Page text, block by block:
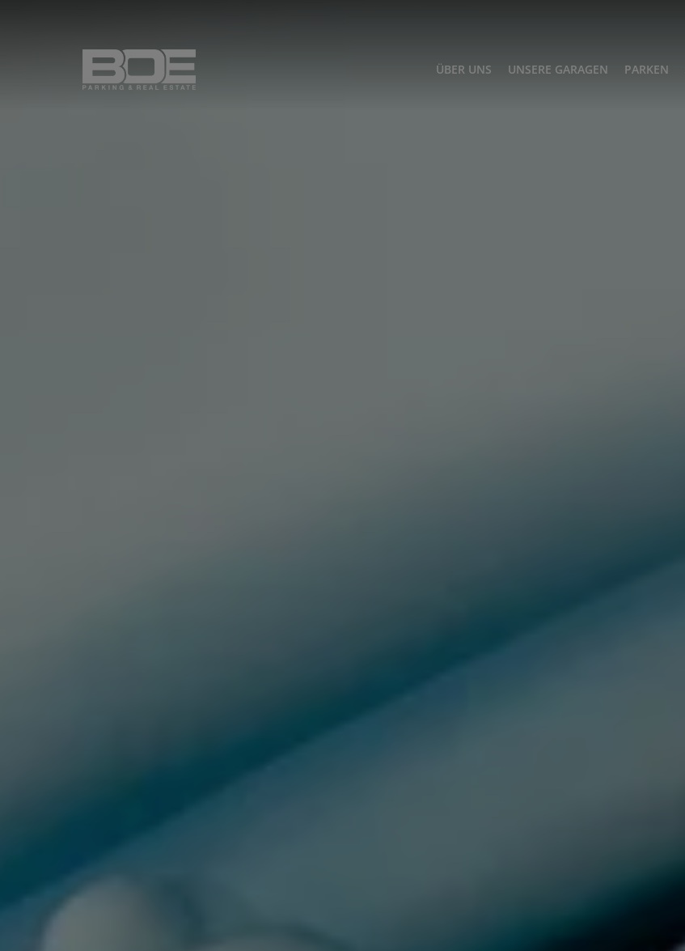
ÜBER UNS UNSERE GARAGEN PARKEN